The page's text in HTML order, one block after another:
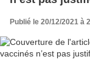
Publié le 20/12/2021 à